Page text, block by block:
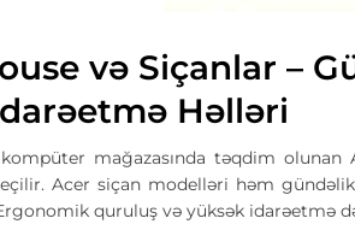
və Siçanlar –
Həlləri
kompüter mağazasında təqdim
Acer siçan modelləri həm
quruluş və yüksək idarəetmə